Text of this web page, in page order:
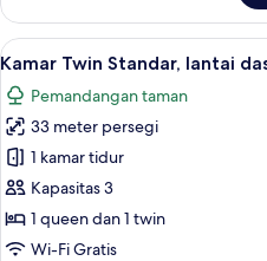
Studio
Standar,
1
Tempat
Tidur
Queen,
lantai
dasar
Lihat
semua
foto
untuk
Kamar
Twin
Standar,
lantai
8
Kamar Twin Standar, lantai
Pemandangan taman
33 meter persegi
1 kamar tidur
Kapasitas 3
1 queen dan 1 twin
Wi-Fi Gratis